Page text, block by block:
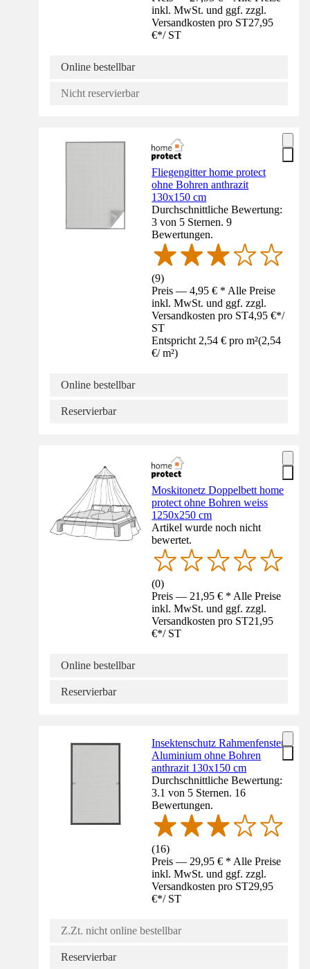
inkl. MwSt. und ggf. zzgl.
Versandkosten pro ST27,95
€*/ ST
Online bestellbar
Nicht reservierbar
Fliegengitter home protect
ohne Bohren anthrazit
130x150 cm
Durchschnittliche Bewertung:
3 von 5 Sternen. 9
Bewertungen.
(9)
Preis — 4,95 € * Alle Preise
inkl. MwSt. und ggf. zzgl.
Versandkosten pro ST4,95 €*/
ST
Entspricht 2,54 € pro m²(2,54
€/ m²)
Online bestellbar
Reservierbar
Moskitonetz Doppelbett home
protect ohne Bohren weiss
1250x250 cm
Artikel wurde noch nicht
bewertet.
(0)
Preis — 21,95 € * Alle Preise
inkl. MwSt. und ggf. zzgl.
Versandkosten pro ST21,95
€*/ ST
Online bestellbar
Reservierbar
Insektenschutz Rahmenfenster
Aluminium ohne Bohren
anthrazit 130x150 cm
Durchschnittliche Bewertung:
3.1 von 5 Sternen. 16
Bewertungen.
(16)
Preis — 29,95 € * Alle Preise
inkl. MwSt. und ggf. zzgl.
Versandkosten pro ST29,95
€*/ ST
Z.Zt. nicht online bestellbar
Reservierbar